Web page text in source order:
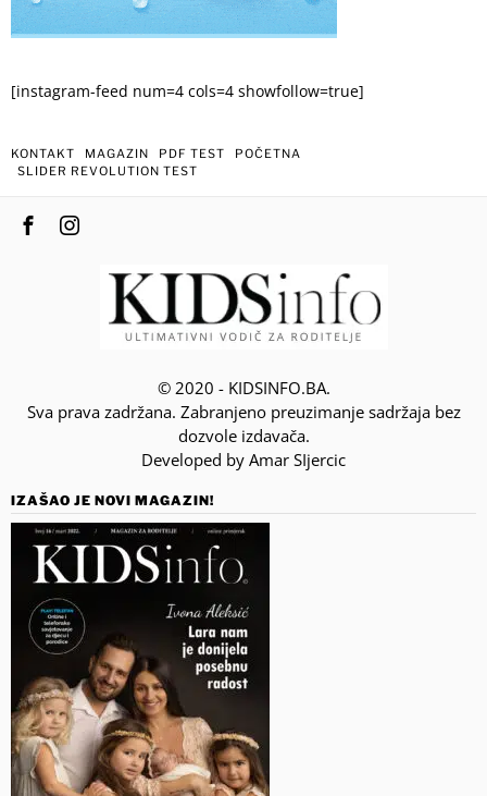
[instagram-feed num=4 cols=4 showfollow=true]
KONTAKT MAGAZIN PDF TEST
POČETNA
SLIDER REVOLUTION TEST
© 2020 - KIDSINFO.BA.
Sva prava zadržana. Zabranjeno preuzimanje sadržaja bez
dozvole izdavača.
Developed by Amar SIjercic
IZAŠAO JE NOVI MAGAZIN!